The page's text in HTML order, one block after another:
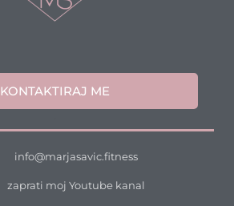
KONTAKTIRAJ ME
info@marjasavic.fitness
zaprati moj Youtube kanal